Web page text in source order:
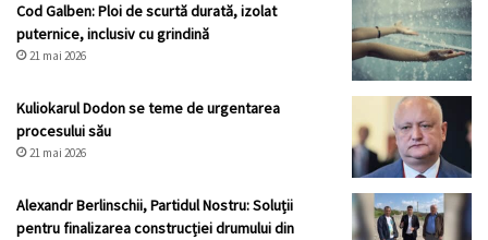
Cod Galben: Ploi de scurtă durată, izolat
puternice, inclusiv cu grindină
21 mai 2026
Kuliokarul Dodon se teme de urgentarea
procesului său
21 mai 2026
Alexandr Berlinschii, Partidul Nostru: Soluții
pentru finalizarea construcției drumului din